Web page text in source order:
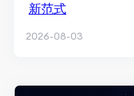
新范式
2026-08-03